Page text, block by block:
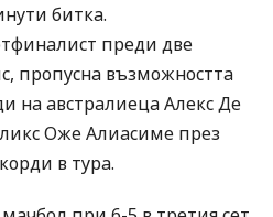
битка.
преди две
пропусна възможността
на австралиеца Алекс Де
Оже Алиасиме през
в тура.